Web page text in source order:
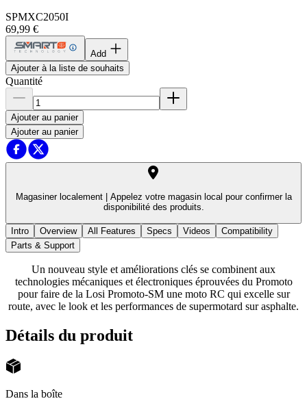
SPMXC2050I
69,99 €
Add
Ajouter à la liste de souhaits
Quantité
Ajouter au panier
Ajouter au panier
Magasiner localement |
Appelez votre magasin local pour confirmer la
disponibilité des produits.
Intro Overview All Features Specs Videos
Compatibility
Parts & Support
Un nouveau style et améliorations clés se combinent aux
technologies mécaniques et électroniques éprouvées du Promoto
pour faire de la Losi Promoto-SM une moto RC qui excelle sur
route, avec le look et les performances de supermotard sur asphalte.
Détails du produit
Dans la boîte